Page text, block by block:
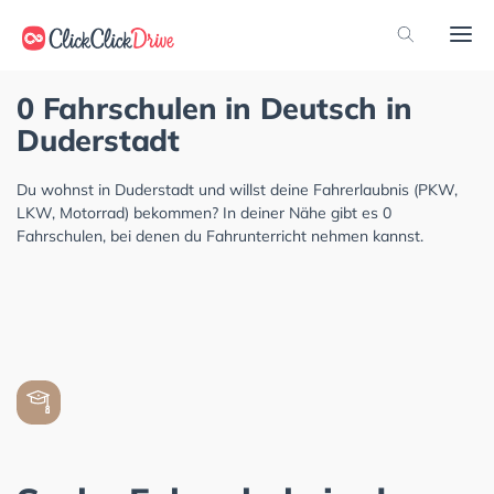
0 Fahrschulen in Deutsch in
Duderstadt
Du wohnst in Duderstadt und willst deine Fahrerlaubnis (PKW,
LKW, Motorrad) bekommen? In deiner Nähe gibt es 0
Fahrschulen, bei denen du Fahrunterricht nehmen kannst.